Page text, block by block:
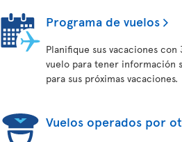
Programa de vuelos
Planifique sus vacaciones
vuelo para tener información
para sus próximas vacaciones.
Vuelos operados por